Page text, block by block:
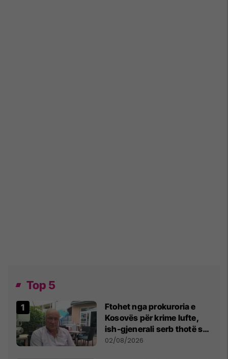
Top 5
Ftohet nga prokuroria e
Kosovës për krime lufte,
ish-gjenerali serb thotë se
dikush e tradhtoi në
02/08/2026